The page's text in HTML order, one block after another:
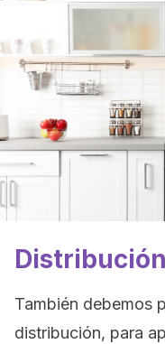
Distribución
También debemos
distribución, para